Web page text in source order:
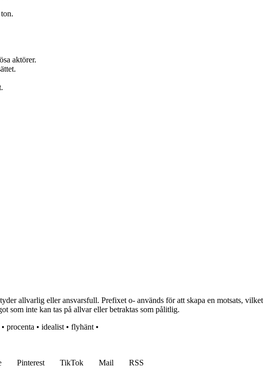
aktörer.
allvarlig eller ansvarsfull. Prefixet o- används för att skapa en motsats,
som inte kan tas på allvar eller betraktas som pålitlig.
• procenta • idealist • flyhänt •
Pinterest TikTok Mail
RSS